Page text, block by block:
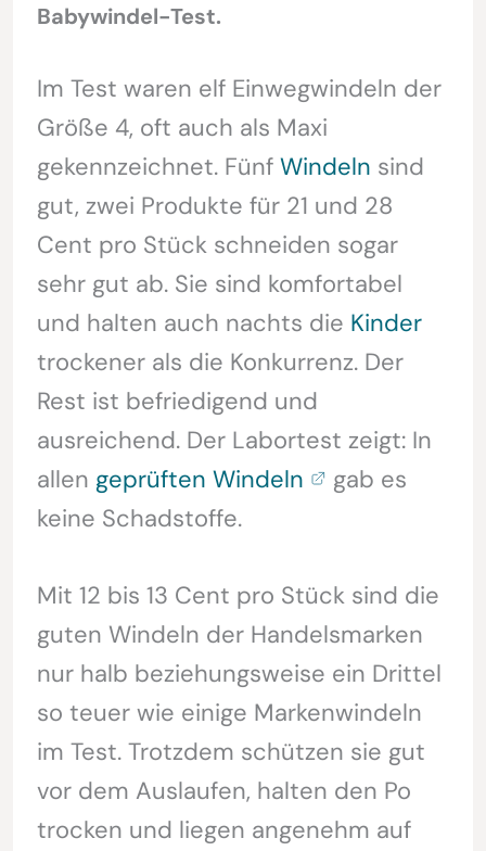
Babywindel-Test.
Im Test waren elf Einwegwindeln der
Größe 4, oft auch als Maxi
gekennzeichnet. Fünf Windeln sind
gut, zwei Produkte für 21 und 28
Cent pro Stück schneiden sogar
sehr gut ab. Sie sind komfortabel
und halten auch nachts die Kinder
trockener als die Konkurrenz. Der
Rest ist befriedigend und
ausreichend. Der Labortest zeigt: In
allen geprüften Windeln
gab es
keine Schadstoffe.
Mit 12 bis 13 Cent pro Stück sind die
guten Windeln der Handelsmarken
nur halb beziehungsweise ein Drittel
so teuer wie einige Markenwindeln
im Test. Trotzdem schützen sie gut
vor dem Auslaufen, halten den Po
trocken und liegen angenehm auf